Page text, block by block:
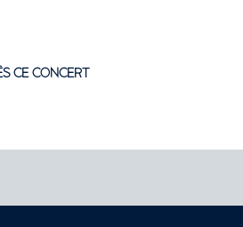
CE CONCERT